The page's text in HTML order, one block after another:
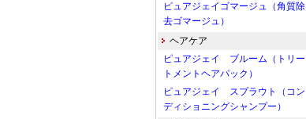
ピュアジェイゴマージュ（角質除
去ゴマージュ）
ヘアケア
ピュアジェイ ブルーム（トリー
トメントヘアパック）
ピュアジェイ スプラウト（コン
ディショニングシャンプー）